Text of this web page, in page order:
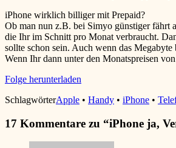
iPhone wirklich billiger mit Prepaid?
Ob man nun z.B. bei Simyo günstiger fährt
die Ihr im Schnitt pro Monat verbraucht.
sollte schon sein. Auch wenn das
Wenn Ihr dann unter den Monatspreisen
Folge herunterladen
SchlagwörterApple • Handy • iPhone •
17 Kommentare zu “iPhone ja,